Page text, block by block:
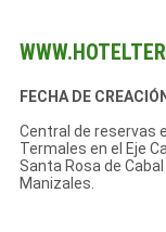
FECHA DE
Central de reservas
Termales en el Eje
Santa Rosa de
Manizales.